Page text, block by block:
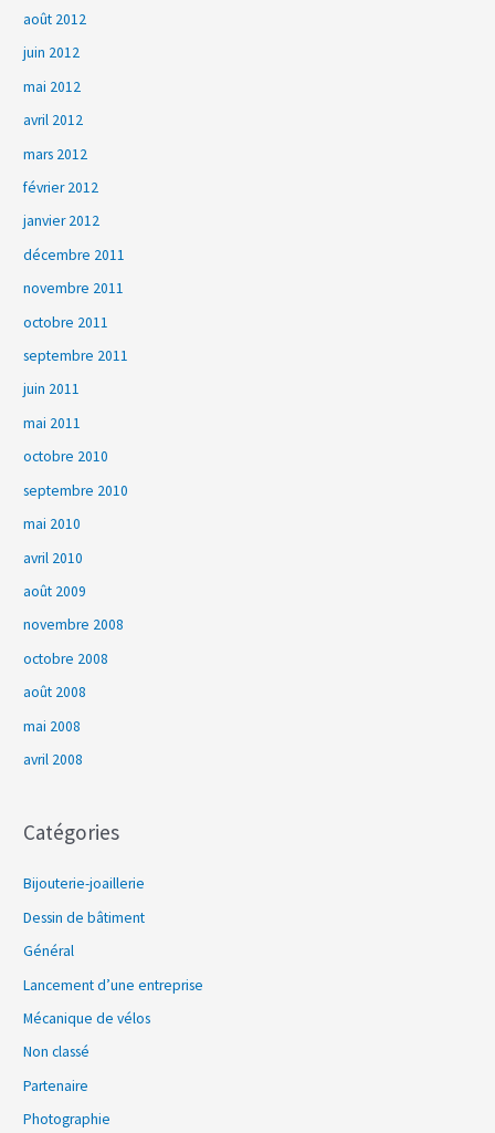
août 2012
juin 2012
mai 2012
avril 2012
mars 2012
février 2012
janvier 2012
décembre 2011
novembre 2011
octobre 2011
septembre 2011
juin 2011
mai 2011
octobre 2010
septembre 2010
mai 2010
avril 2010
août 2009
novembre 2008
octobre 2008
août 2008
mai 2008
avril 2008
Catégories
Bijouterie-joaillerie
Dessin de bâtiment
Général
Lancement d’une entreprise
Mécanique de vélos
Non classé
Partenaire
Photographie